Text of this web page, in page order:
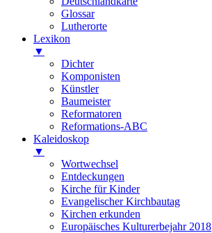
Glossar
Lutherorte
Lexikon
▼
Dichter
Komponisten
Künstler
Baumeister
Reformatoren
Reformations-ABC
Kaleidoskop
▼
Wortwechsel
Entdeckungen
Kirche für Kinder
Evangelischer Kirchbautag
Kirchen erkunden
Europäisches Kulturerbejahr 2018